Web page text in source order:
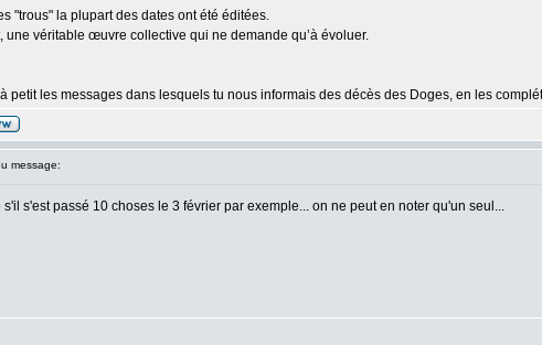
"trous" la plupart des dates ont été éditées.
une véritable œuvre collective qui ne demande qu’à évoluer.
petit les messages dans lesquels tu nous informais des décès des Doges, en les
message:
s'est passé 10 choses le 3 février par exemple... on ne peut en noter qu'un seul...